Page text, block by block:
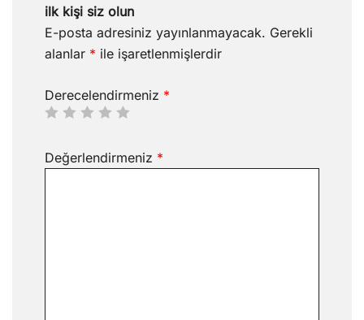
ilk kişi siz olun
E-posta adresiniz yayınlanmayacak. Gerekli
alanlar * ile işaretlenmişlerdir
Derecelendirmeniz *
Değerlendirmeniz *